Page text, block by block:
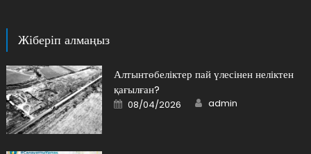
Жіберіп алмаңыз
Алтынтөбеліктер пай үлесінен неліктен
қағылған?
Posted
on
08/04/2026 Author
admin